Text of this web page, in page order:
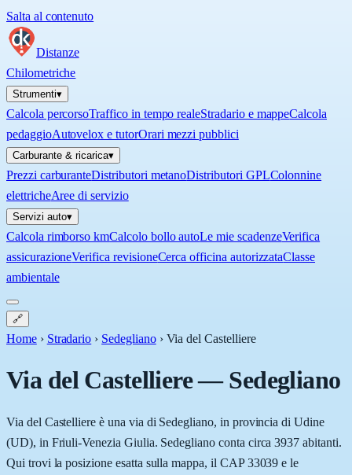
Salta al contenuto
Distanze
Chilometriche
Strumenti▾
Calcola percorsoTraffico in tempo realeStradario e mappeCalcola
pedaggioAutovelox e tutorOrari mezzi pubblici
Carburante & ricarica▾
Prezzi carburanteDistributori metanoDistributori GPLColonnine
elettricheAree di servizio
Servizi auto▾
Calcola rimborso kmCalcolo bollo autoLe mie scadenzeVerifica
assicurazioneVerifica revisioneCerca officina autorizzataClasse
ambientale
🔗
Home › Stradario › Sedegliano › Via del Castelliere
Via del Castelliere—Sedegliano
Via del Castelliere è una via di Sedegliano, in provincia di Udine
(UD), in Friuli-Venezia Giulia. Sedegliano conta circa 3937 abitanti.
Qui trovi la posizione esatta sulla mappa, il CAP 33039 e le